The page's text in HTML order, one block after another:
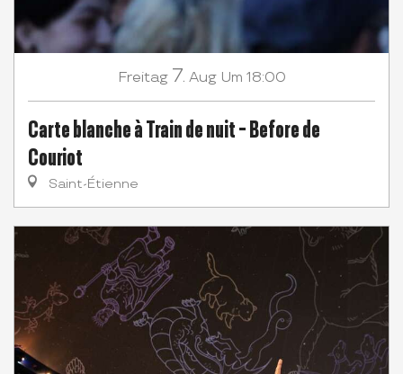
Freitag 7. Aug Um 18:00
Carte blanche à Train de nuit - Before de
Couriot
Saint-Étienne